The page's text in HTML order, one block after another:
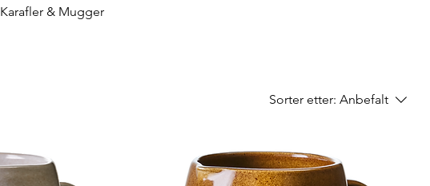
Karafler & Mugger
Sorter etter: Anbefalt